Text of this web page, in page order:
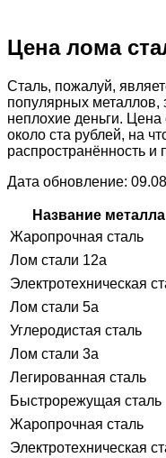
Цена лома
Сталь, пожалуй,
популярных металлов,
неплохие деньги. Цена
около ста рублей, на
распространённость и
Дата обновление:
Название металла
Жаропрочная сталь
Лом стали 12а
Электротехническая
Лом стали 5а
Углеродистая сталь
Лом стали 3а
Легированная сталь
Быстрорежущая сталь
Жаропрочная сталь
Электротехническая